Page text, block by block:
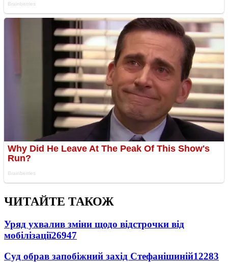
ЧИТАЙТЕ ТАКОЖ
Уряд ухвалив зміни щодо відстрочки від
мобілізації26947
Суд обрав запобіжний захід Стефанішиній12283